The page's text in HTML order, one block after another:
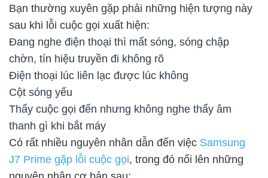
Bạn thường xuyên gặp phải những hiện tượng này
sau khi lỗi cuộc gọi xuất hiện:
Đang nghe điện thoại thì mất sóng, sóng chập
chờn, tín hiệu truyền đi không rõ
Điện thoại lúc liên lạc được lúc không
Cột sóng yếu
Thấy cuộc gọi đến nhưng không nghe thấy âm
thanh gì khi bắt máy
Có rất nhiều nguyên nhân dẫn đến việc Samsung
J7 Prime gặp lỗi cuộc gọi, trong đó nổi lên những